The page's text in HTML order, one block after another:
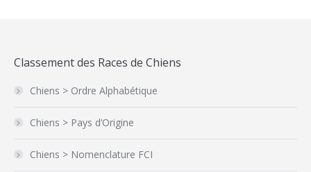
Classement des Races de Chiens
Chiens > Ordre Alphabétique
Chiens > Pays d’Origine
Chiens > Nomenclature FCI